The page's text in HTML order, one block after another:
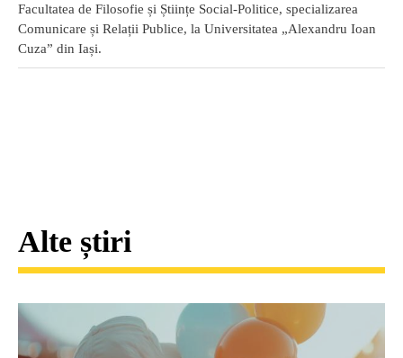
Facultatea de Filosofie și Științe Social-Politice, specializarea
Comunicare și Relații Publice, la Universitatea „Alexandru Ioan
Cuza” din Iași.
Alte știri